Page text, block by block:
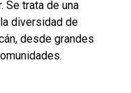
Se trata de una
diversidad de
desde grandes